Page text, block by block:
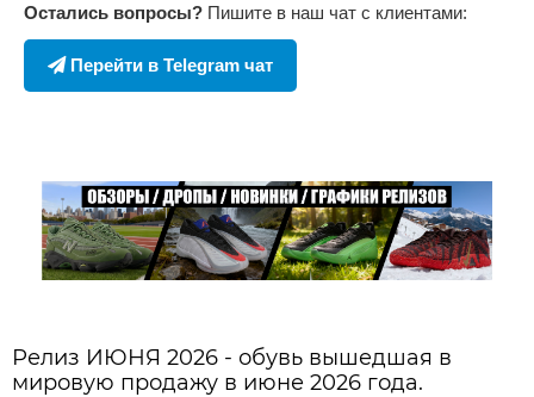
Остались вопросы? Пишите в наш чат с клиентами:
Перейти в Telegram чат
Релиз ИЮНЯ 2026 - обувь вышедшая в
мировую продажу в июне 2026 года.